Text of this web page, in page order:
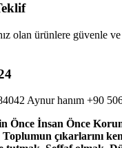
olan ürünlere güvenle ve
Aynur hanım +90
Önce İnsan Önce
çıkarlarını